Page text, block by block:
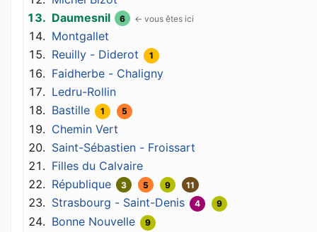
Daumesnil
6
Montgallet
Reuilly - Diderot
1
Faidherbe - Chaligny
Ledru-Rollin
Bastille
1 5
Chemin Vert
Saint-Sébastien - Froissart
Filles du Calvaire
République
3 5 9 11
Strasbourg - Saint-Denis 4 9
Bonne Nouvelle 9